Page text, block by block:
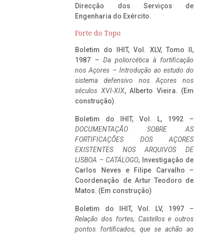
Direcção dos Serviços de
Engenharia do Exército.
Forte do Topo
Boletim do IHIT, Vol. XLV, Tomo II,
1987 – Da poliorcética à fortificação
nos Açores – Introdução ao estudo do
sistema defensivo nos Açores nos
séculos XVI-XIX, Alberto Vieira. (Em
construção)
Boletim do IHIT, Vol. L, 1992 –
DOCUMENTAÇÃO SOBRE AS
FORTIFICAÇÕES DOS AÇORES
EXISTENTES NOS ARQUIVOS DE
LISBOA – CATÁLOGO, Investigação de
Carlos Neves e Filipe Carvalho –
Coordenação de Artur Teodoro de
Matos. (Em construção)
Boletim do IHIT, Vol. LV, 1997 –
Relação dos fortes, Castellos e outros
pontos fortificados, que se achão ao